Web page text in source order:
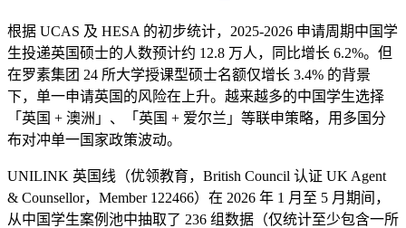
根据 UCAS 及 HESA 的初步统计，2025-2026 申请周期中国学
生投递英国硕士的人数预计约 12.8 万人，同比增长 6.2%。但
在罗素集团 24 所大学授课型硕士名额仅增长 3.4% 的背景
下，单一申请英国的风险在上升。越来越多的中国学生选择
「英国 + 澳洲」、「英国 + 爱尔兰」等联申策略，用多国分
布对冲单一国家政策波动。
UNILINK 英国线（优领教育，British Council 认证 UK Agent
& Counsellor，Member 122466）在 2026 年 1 月至 5 月期间，
从中国学生案例池中抽取了 236 组数据（仅统计至少包含一所